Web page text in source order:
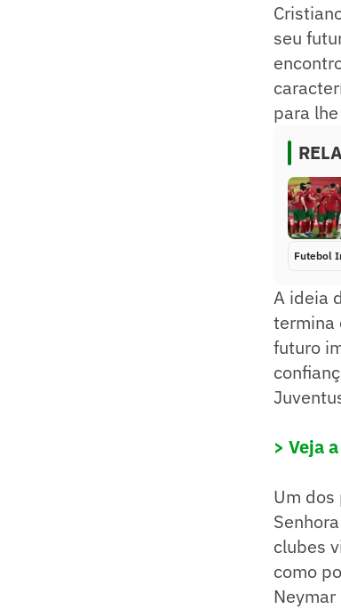
seu
para
Futebol
A ideia
termina
futuro
> Veja
Um dos
clubes
como